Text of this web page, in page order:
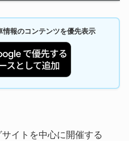
報のコンテンツを優先表示
イトを中心に開催する